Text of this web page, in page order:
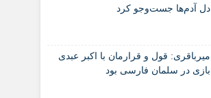
دل آدم‌ها جست‌وجو کرد
میرباقری: قول و قرارمان با اکبر عبدی
بازی در سلمان فارسی بود